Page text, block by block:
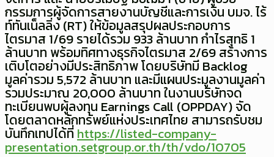
กรรมการผู้จัดการสายงานบัญชีและการเงิน บมจ. ไร้
ท์ทันเน็ลลิ่ง (RT) ให้ข้อมูลสรุปผลประกอบการ
ไตรมาส 1/69 รายได้รวม 933 ล้านบาท กำไรสุทธิ 1
ล้านบาท พร้อมทิศทางธุรกิจไตรมาส 2/69 สร้างการ
เติบโตอย่างมีประสิทธิภาพ โดยบริษัทมี Backlog
มูลค่ารวม 5,572 ล้านบาท และมีแผนประมูลงานมูลค่า
รวมประมาณ 20,000 ล้านบาท ในงานบริษัทจด
ทะเบียนพบผู้ลงทุน Earnings Call (OPPDAY) จัด
โดยตลาดหลักทรัพย์แห่งประเทศไทย สามารถรับชม
บันทึกเทปได้ที่https://listed-company-
presentation.setgroup.or.th/th/vdo/10705